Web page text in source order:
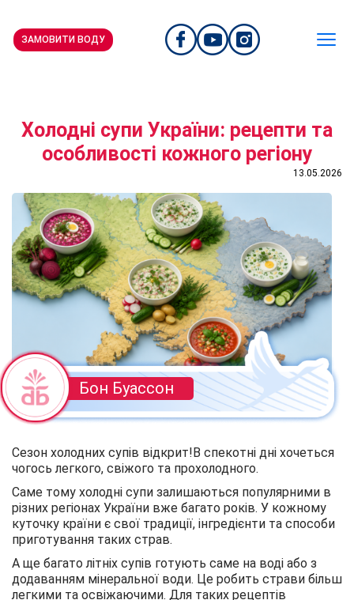
ЗАМОВИТИ ВОДУ
Холодні супи України: рецепти та
особливості кожного регіону
13.05.2026
Бон Буассон
Сезон холодних супів відкрит!В спекотні дні хочеться
чогось легкого, свіжого та прохолодного.
Саме тому холодні супи залишаються популярними в
різних регіонах України вже багато років. У кожному
куточку країни є свої традиції, інгредієнти та способи
приготування таких страв.
А ще багато літніх супів готують саме на воді або з
додаванням мінеральної води. Це робить страви більш
легкими та освіжаючими. Для таких рецептів